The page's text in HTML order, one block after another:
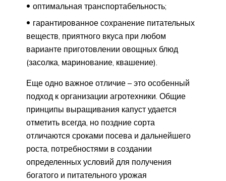
оптимальная транспортабельность;
гарантированное сохранение питательных
веществ, приятного вкуса при любом
варианте приготовлении овощных блюд
(засолка, маринование, квашение).
Еще одно важное отличие – это особенный
подход к организации агротехники. Общие
принципы выращивания капуст удается
отметить всегда, но поздние сорта
отличаются сроками посева и дальнейшего
роста, потребностями в создании
определенных условий для получения
богатого и питательного урожая